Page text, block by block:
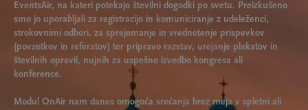
EventsAir, na kateri potekajo številni dogodki po svetu. Preizkušeno
smo jo uporabljali za registracijo in komuniciranje z udeleženci,
strokovnimi odbori, za sprejemanje in vrednotenje prispevkov
(povzetkov in referatov) ter pripravo razstav, urejanje plakatov in
številnih opravil, nujnih za uspešno izvedbo kongresa ali
konference.
Modul OnAir nam danes omogoča srečanja brez meja v spletni ali